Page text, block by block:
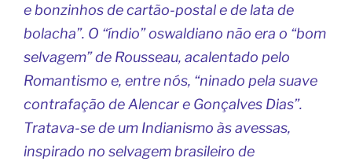
e bonzinhos de cartão-postal e de lata de
bolacha”. O “índio” oswaldiano não era o “bom
selvagem” de Rousseau, acalentado pelo
Romantismo e, entre nós, “ninado pela suave
contrafação de Alencar e Gonçalves Dias”.
Tratava-se de um Indianismo às avessas,
inspirado no selvagem brasileiro de